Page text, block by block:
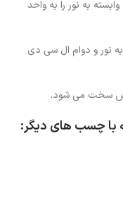
به نور را به واحد
نور و دوام ال سی دی
سخت می شود.